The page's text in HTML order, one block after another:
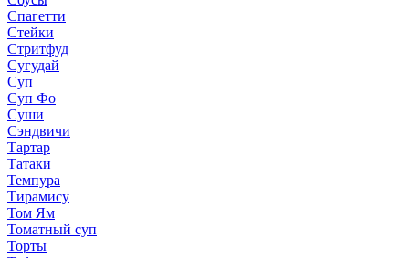
Спагетти
Стейки
Стритфуд
Сугудай
Суп
Суп Фо
Суши
Сэндвичи
Тартар
Татаки
Темпура
Тирамису
Том Ям
Томатный суп
Торты